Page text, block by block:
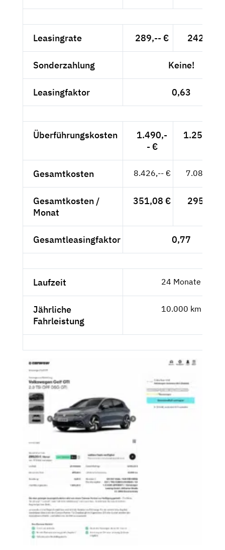
Leasingrate 289,-- € 242,86 €
Sonderzahlung Keine!
Leasingfaktor 0,63
Überführungskosten
1.490,-
- €
1.252,10
Gesamtkosten 8.426,-- € 7.080,67
Gesamtkosten /
Monat
351,08 € 295,03 €
Gesamtleasingfaktor 0,77
Laufzeit 24 Monate
Jährliche
Fahrleistung
10.000 km